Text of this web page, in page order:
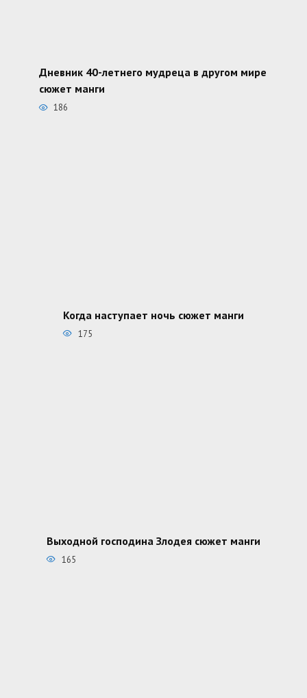
Дневник 40-летнего мудреца в другом мире
сюжет манги
186
Когда наступает ночь сюжет манги
175
Выходной господина Злодея сюжет манги
165